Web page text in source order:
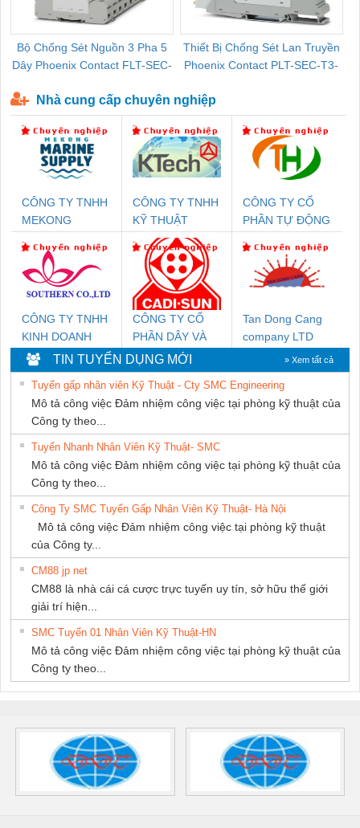
Bộ Chống Sét Nguồn 3 Pha 5
Dây Phoenix Contact FLT-SEC-
Thiết Bị Chống Sét Lan Truyền
Phoenix Contact PLT-SEC-T3-
Nhà cung cấp chuyên nghiệp
CÔNG TY TNHH
MEKONG
CÔNG TY TNHH
KỸ THUẬT
KTECH VIỆT
NAM
CÔNG TY CỔ
PHẦN TỰ ĐỘNG
CÔNG TY TNHH
KINH DOANH
DỊCH VỤ XNK
PHƯƠNG NAM
CÔNG TY CỔ
PHẦN DÂY VÀ
CÁP ĐIỆN
THƯỢNG ĐÌNH
Tan Dong Cang
company LTD
TIN TUYỂN DỤNG MỚI » Xem tất cả
Tuyển gấp nhân viên Kỹ Thuật - Cty SMC Engineering
Mô tả công việc Đảm nhiệm công việc tại phòng kỹ thuật của
Công ty theo...
Tuyển Nhanh Nhân Viên Kỹ Thuật- SMC
Mô tả công việc Đảm nhiệm công việc tại phòng kỹ thuật của
Công ty theo...
Công Ty SMC Tuyển Gấp Nhân Viên Kỹ Thuật- Hà Nội
Mô tả công việc Đảm nhiệm công việc tại phòng kỹ thuật
của Công ty...
CM88 jp net
CM88 là nhà cái cá cược trực tuyến uy tín, sở hữu thế giới
giải trí hiện...
SMC Tuyển 01 Nhân Viên Kỹ Thuật-HN
Mô tả công việc Đảm nhiệm công việc tại phòng kỹ thuật của
Công ty theo...